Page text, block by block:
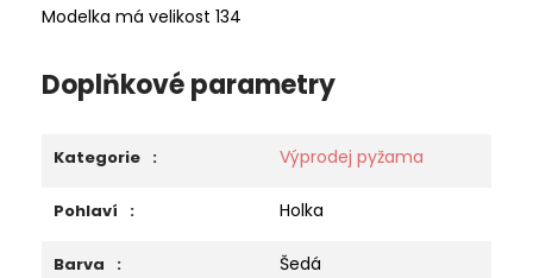
Modelka má velikost 134
Doplňkové parametry
Kategorie : Výprodej pyžama
Pohlaví : Holka
Barva : Šedá